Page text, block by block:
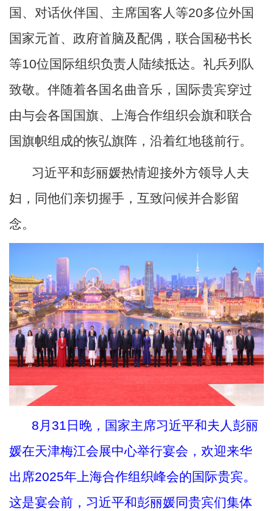
国、对话伙伴国、主席国客人等20多位外国
国家元首、政府首脑及配偶，联合国秘书长
等10位国际组织负责人陆续抵达。礼兵列队
致敬。伴随着各国名曲音乐，国际贵宾穿过
由与会各国国旗、上海合作组织会旗和联合
国旗帜组成的恢弘旗阵，沿着红地毯前行。
习近平和彭丽媛热情迎接外方领导人夫
妇，同他们亲切握手，互致问候并合影留
念。
8月31日晚，国家主席习近平和夫人彭丽
媛在天津梅江会展中心举行宴会，欢迎来华
出席2025年上海合作组织峰会的国际贵宾。
这是宴会前，习近平和彭丽媛同贵宾们集体